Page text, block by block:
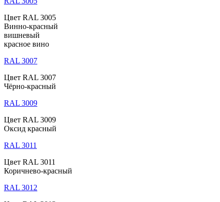
Цвет RAL 3005
Винно-красный
вишневый
красное вино
RAL 3007
Цвет RAL 3007
Чёрно-красный
RAL 3009
Цвет RAL 3009
Оксид красный
RAL 3011
Цвет RAL 3011
Коричнево-красный
RAL 3012